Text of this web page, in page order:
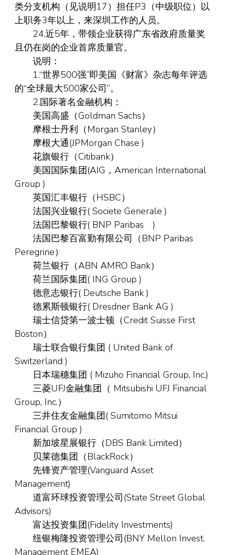
类分支机构（见说明17）担任P3（中级职位）以
上职务3年以上，来深圳工作的人员。
24.近5年，带领企业获得广东省政府质量奖
且仍在岗的企业首席质量官。
说明：
1.“世界500强”即美国《财富》杂志每年评选
的“全球最大500家公司”。
2.国际著名金融机构：
美国高盛（Goldman Sachs）
摩根士丹利（Morgan Stanley）
摩根大通(JPMorgan Chase )
花旗银行（Citibank）
美国国际集团(AIG，American International
Group )
英国汇丰银行（HSBC）
法国兴业银行( Societe Generale )
法国巴黎银行( BNP Paribas )
法国巴黎百富勤有限公司（BNP Paribas
Peregrine）
荷兰银行（ABN AMRO Bank）
荷兰国际集团( ING Group )
德意志银行( Deutsche Bank )
德累斯顿银行( Dresdner Bank AG )
瑞士信贷第一波士顿（Credit Suisse First
Boston）
瑞士联合银行集团 ( United Bank of
Switzerland )
日本瑞穗集团 ( Mizuho Financial Group, Inc.)
三菱UFJ金融集团（ Mitsubishi UFJ Financial
Group, Inc.）
三井住友金融集团( Sumitomo Mitsui
Financial Group )
新加坡星展银行（DBS Bank Limited）
贝莱德集团（BlackRock）
先锋资产管理(Vanguard Asset
Management)
道富环球投资管理公司(State Street Global
Advisors)
富达投资集团(Fidelity Investments)
纽银梅隆投资管理公司(BNY Mellon Invest.
Management EMEA)